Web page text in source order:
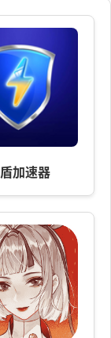
加速器